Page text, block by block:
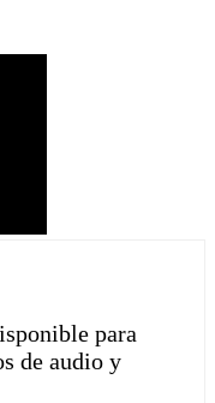
para
de audio y